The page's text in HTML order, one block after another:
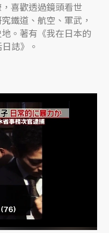
喜歡透過鏡頭看世
鐵道、航空、軍武，
。著有《我在日本的
誌》。